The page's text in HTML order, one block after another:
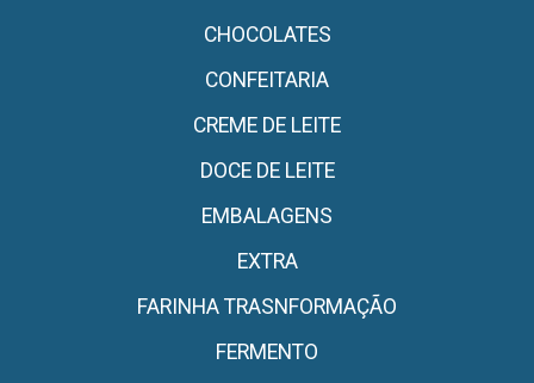
CHOCOLATES
CONFEITARIA
CREME DE LEITE
DOCE DE LEITE
EMBALAGENS
EXTRA
FARINHA TRASNFORMAÇÃO
FERMENTO